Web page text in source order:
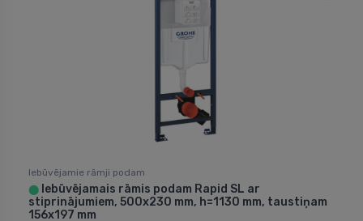
Iebūvējamie rāmji podam
⬤ Iebūvējamais rāmis podam Rapid SL ar
stiprinājumiem, 500x230 mm, h=1130 mm, taustiņam
156x197 mm